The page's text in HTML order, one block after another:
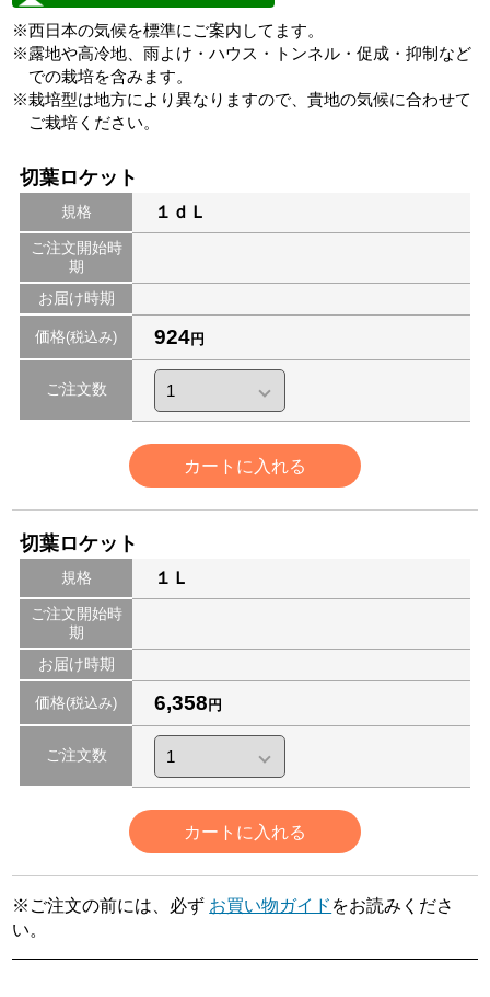
※西日本の気候を標準にご案内してます。
※露地や高冷地、雨よけ・ハウス・トンネル・促成・抑制など
での栽培を含みます。
※栽培型は地方により異なりますので、貴地の気候に合わせて
ご栽培ください。
切葉ロケット
規格 １ｄＬ
ご注文開始時
期
お届け時期
価格(税込み) 924円
ご注文数
カートに入れる
切葉ロケット
規格 １Ｌ
ご注文開始時
期
お届け時期
価格(税込み) 6,358 円
ご注文数
カートに入れる
※ご注文の前には、必ず お買い物ガイド をお読みくださ
い。